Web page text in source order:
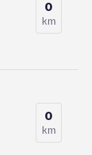
0
km
0
km